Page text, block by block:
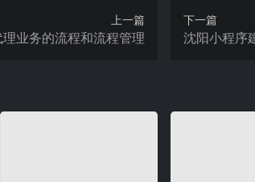
上一篇
业务的流程和流程管理
下一篇
沈阳小程序